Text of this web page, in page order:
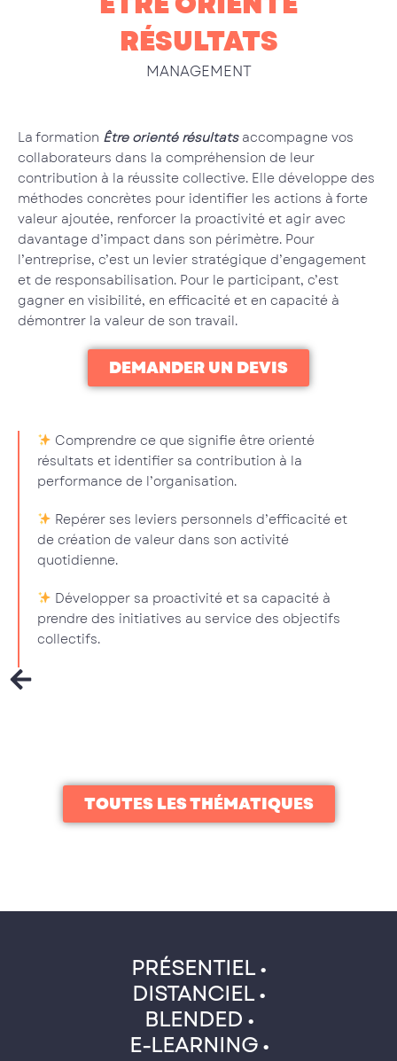
RÉSULTATS
MANAGEMENT
La formation Être orienté résultatsaccompagne vos
collaborateurs dans la compréhension de leur
contribution à la réussite collective. Elle développe des
méthodes concrètes pour identifier les actions à forte
valeur ajoutée, renforcer la proactivité et agir avec
davantage d’impact dans son périmètre. Pour
l’entreprise, c’est un levier stratégique d’engagement
et de responsabilisation. Pour le participant, c’est
gagner en visibilité, en efficacité et en capacité à
démontrer la valeur de son travail.
DEMANDER UN DEVIS
Comprendre ce que signifie être orienté
résultats et identifier sa contribution à la
performance de l’organisation.
Repérer ses leviers personnels d’efficacité et
de création de valeur dans son activité
quotidienne.
Développer sa proactivité et sa capacité à
prendre des initiatives au service des objectifs
collectifs.
TOUTES LES THÉMATIQUES
PRÉSENTIEL •
DISTANCIEL •
BLENDED •
E-LEARNING •